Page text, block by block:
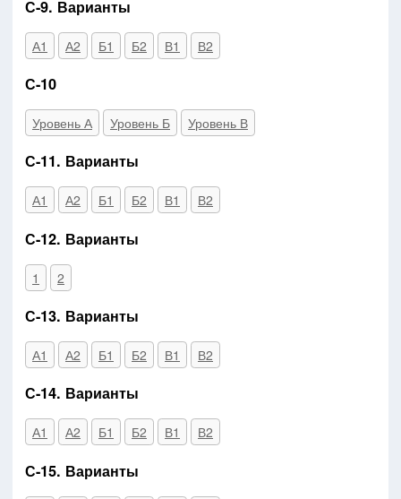
С-9. Варианты
А1 А2 Б1 Б2 В1 В2
С-10
Уровень А Уровень Б Уровень В
С-11. Варианты
А1 А2 Б1 Б2 В1 В2
С-12. Варианты
1 2
С-13. Варианты
А1 А2 Б1 Б2 В1 В2
С-14. Варианты
А1 А2 Б1 Б2 В1 В2
С-15. Варианты